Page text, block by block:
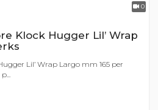
0
Klock Hugger Lil’ Wrap
Lil’ Wrap Largo mm 165 per